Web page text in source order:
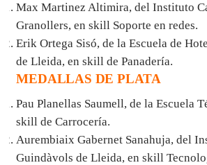
Max Martinez Altimira, del Instituto
Granollers, en skill Soporte en redes.
Erik Ortega Sisó, de la Escuela de
de Lleida, en skill de Panadería.
MEDALLAS DE PLATA
Pau Planellas Saumell, de la Escuela
skill de Carrocería.
Aurembiaix Gabernet Sanahuja, del
Guindàvols de Lleida, en skill